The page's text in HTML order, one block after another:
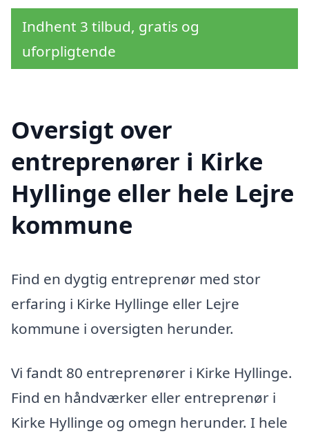
Indhent 3 tilbud, gratis og
uforpligtende
Oversigt over
entreprenører i Kirke
Hyllinge eller hele Lejre
kommune
Find en dygtig entreprenør med stor
erfaring i Kirke Hyllinge eller Lejre
kommune i oversigten herunder.
Vi fandt 80 entreprenører i Kirke Hyllinge.
Find en håndværker eller entreprenør i
Kirke Hyllinge og omegn herunder. I hele